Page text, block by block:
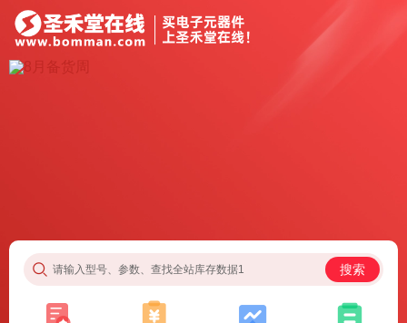
请输入型号、参数、查找全站库存数据1 搜索